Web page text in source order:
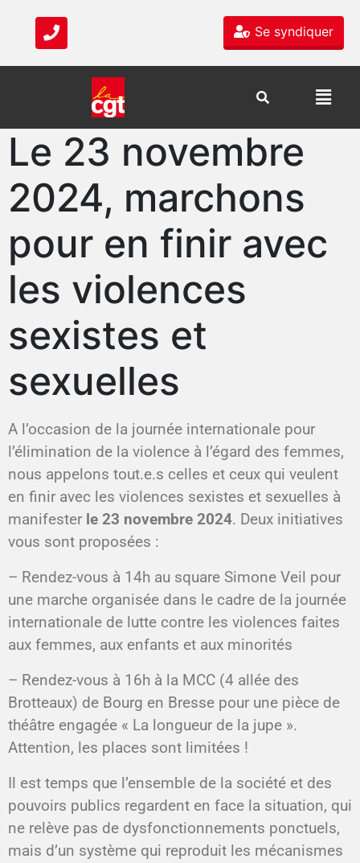
Se syndiquer
Le 23 novembre
2024, marchons
pour en finir avec
les violences
sexistes et
sexuelles
A l’occasion de la journée internationale pour
l’élimination de la violence à l’égard des femmes,
nous appelons tout.e.s celles et ceux qui veulent
en finir avec les violences sexistes et sexuelles à
manifester le 23 novembre 2024. Deux initiatives
vous sont proposées :
– Rendez-vous à 14h au square Simone Veil pour
une marche organisée dans le cadre de la journée
internationale de lutte contre les violences faites
aux femmes, aux enfants et aux minorités
– Rendez-vous à 16h à la MCC (4 allée des
Brotteaux) de Bourg en Bresse pour une pièce de
théâtre engagée « La longueur de la jupe ».
Attention, les places sont limitées !
Il est temps que l’ensemble de la société et des
pouvoirs publics regardent en face la situation, qui
ne relève pas de dysfonctionnements ponctuels,
mais d’un système qui reproduit les mécanismes